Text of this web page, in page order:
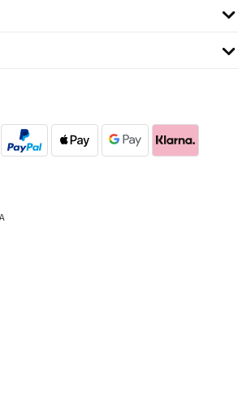
but in the end I god the product so it’s fine.